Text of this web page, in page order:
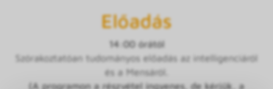
Előadás
14:00 órától
Szórakoztatóan tudományos előadás az intelligenciáról
és a Mensáról.
(A programon a részvétel ingyenes, de kérjük, a